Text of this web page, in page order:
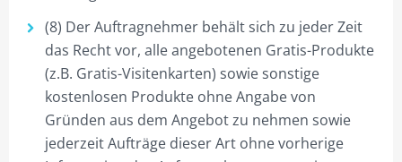
(8) Der Auftragnehmer behält sich zu jeder Zeit
das Recht vor, alle angebotenen Gratis-Produkte
(z.B. Gratis-Visitenkarten) sowie sonstige
kostenlosen Produkte ohne Angabe von
Gründen aus dem Angebot zu nehmen sowie
jederzeit Aufträge dieser Art ohne vorherige